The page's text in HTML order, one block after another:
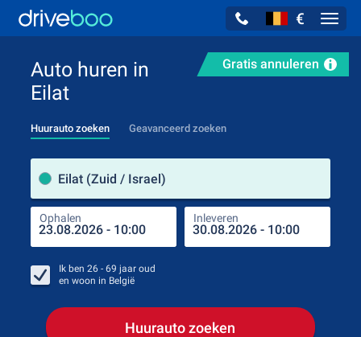
€
Gratis annuleren
Auto huren in
Eilat
Huurauto zoeken Geavanceerd zoeken
Eilat (Zuid / Israel)
Ophalen Inleveren
Ik ben 26 - 69 jaar oud
en woon in België
Huurauto zoeken